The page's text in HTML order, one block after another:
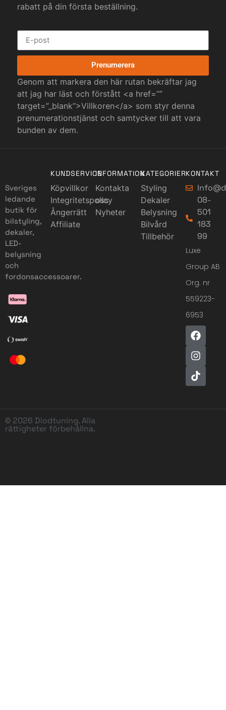
rabatt på din första beställning.
Prenumerera
Genom att markera den här rutan bekräftar jag
att jag har läst och förstått <a href=””
target=”_blank”>Villkoren</a> som styr denna
prenumerationstjänst och samtycker till att vara
bunden av dem.
Sveriges
ledande
butik för
bilstyling,
dekaler,
LED-
belysning
och
fordonsaccessoarer.
KUNDSERVICE
Köpvillkor
Integritetspolicy
Ångerrätt
Affiliate
INFORMATION
Kontakta
oss
Nyheter
KATEGORIER
Styling
Dekaler
Belysning
Bilvård
Tillbehör
KONTAKT
08-
501
183
99
Luxe
Group AB
Org. nr
559223-
6953
© 2026 Diodtuning. Alla
rättigheter förbehållna.